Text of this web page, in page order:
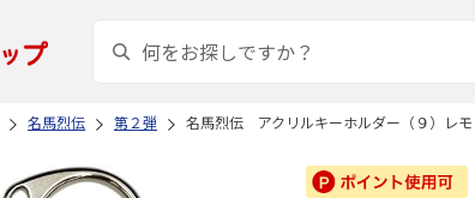
名馬烈伝 第２弾 名馬烈伝 アクリルキーホルダー（９）レ